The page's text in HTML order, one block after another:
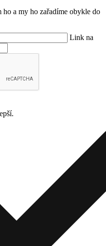
ho a my ho zařadíme obykle do
Link na